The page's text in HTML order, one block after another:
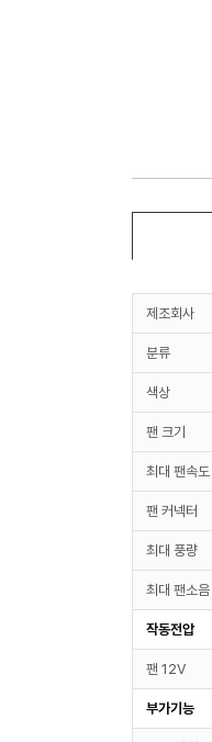
제조회사
분류
색상
팬 크기
최대 팬속도
팬 커넥터
최대 풍량
최대 팬소음
작동전압
팬 12V
부가기능